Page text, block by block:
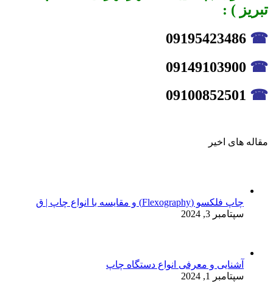
تبریز ) :
☎
☎
☎
مقاله های اخیر
چاپ فلکسو (Flexography) و مقایسه با انواع چاپ | ق
سپتامبر 3, 2024
آشنایی و معرفی انواع دستگاه چاپ
سپتامبر 1, 2024